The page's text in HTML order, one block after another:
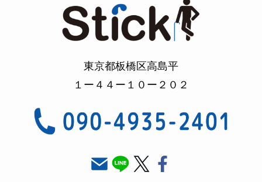
東京都板橋区高島平
１ー４４ー１０ー２０２